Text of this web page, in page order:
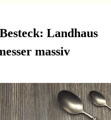
Landhaus
massiv